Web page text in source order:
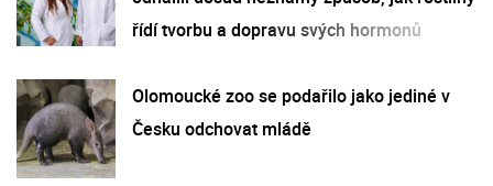
řídí tvorbu a dopravu svých hormonů
Olomoucké zoo se podařilo jako jediné v
Česku odchovat mládě